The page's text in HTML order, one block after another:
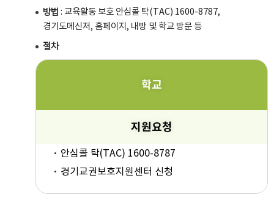
방법 : 교육활동 보호 안심콜 탁(TAC) 1600-8787,
경기도메신저, 홈페이지, 내방 및 학교 방문 등
절차
학교
지원요청
안심콜 탁(TAC) 1600-8787
경기교권보호지원센터 신청